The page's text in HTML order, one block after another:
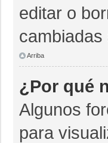
editar o
Arriba
¿Por qué
Algunos
para